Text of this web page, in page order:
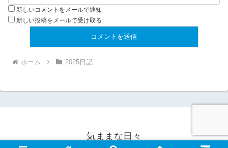
新しいコメントをメールで通知
新しい投稿をメールで受け取る
ホーム 2025日記
気ままな日々